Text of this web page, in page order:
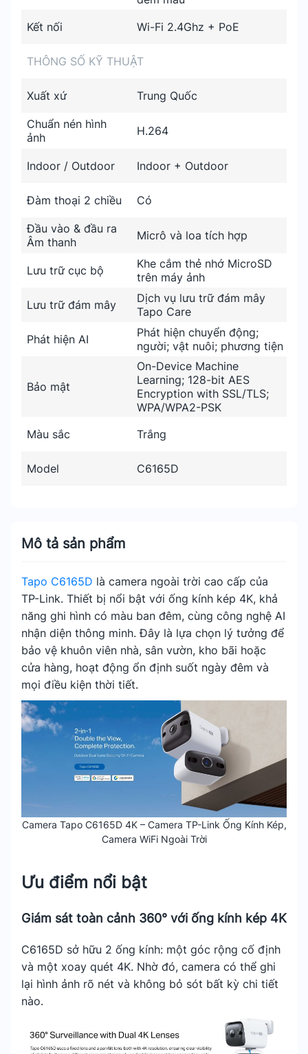
Mô tả sản phẩm
Tapo C6165D là camera ngoài trời cao cấp của
TP-Link. Thiết bị nổi bật với ống kính kép 4K, khả
năng ghi hình có màu ban đêm, cùng công nghệ AI
nhận diện thông minh. Đây là lựa chọn lý tưởng để
bảo vệ khuôn viên nhà, sân vườn, kho bãi hoặc
cửa hàng, hoạt động ổn định suốt ngày đêm và
mọi điều kiện thời tiết.
Camera Tapo C6165D 4K – Camera TP-Link Ống Kính Kép,
Camera WiFi Ngoài Trời
Ưu điểm nổi bật
Giám sát toàn cảnh 360° với ống kính kép 4K
C6165D sở hữu 2 ống kính: một góc rộng cố định
và một xoay quét 4K. Nhờ đó, camera có thể ghi
lại hình ảnh rõ nét và không bỏ sót bất kỳ chi tiết
nào.
Kết nối
Wi-Fi 2.4Ghz + PoE
THÔNG SỐ KỸ THUẬT
Xuất xứ Trung Quốc
Chuẩn nén hình
ảnh
H.264
Indoor / Outdoor Indoor + Outdoor
Đàm thoại 2 chiều Có
Đầu vào & đầu ra
Âm thanh
Micrô và loa tích hợp
Lưu trữ cục bộ
Khe cắm thẻ nhớ MicroSD
trên máy ảnh
Lưu trữ đám mây
Dịch vụ lưu trữ đám mây
Tapo Care
Phát hiện AI
Phát hiện chuyển động;
người; vật nuôi; phương tiện
Bảo mật
On-Device Machine
Learning; 128-bit AES
Encryption with SSL/TLS;
WPA/WPA2-PSK
Màu sắc
Trắng
Model C6165D